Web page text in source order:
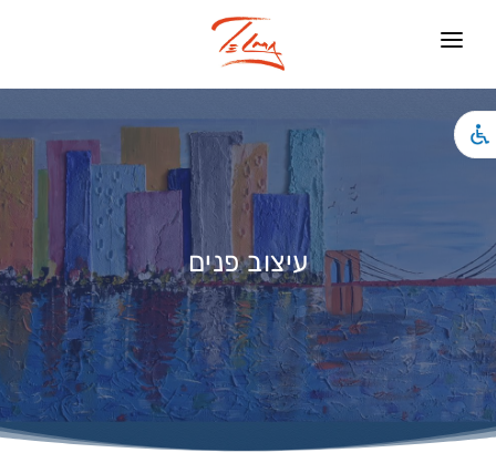
ראשי
עיצוב פנים
אירועים
אודותיי
חנות
צור קשר
עיצוב פנים